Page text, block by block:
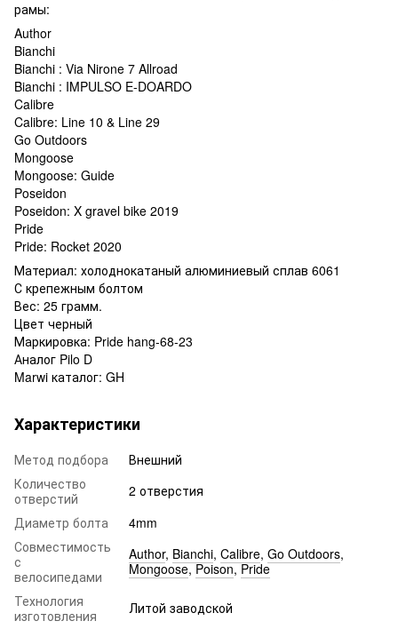
рамы:
Author
Bianchi
Bianchi : Via Nirone 7 Allroad
Bianchi : IMPULSO E-DOARDO
Calibre
Calibre: Line 10 & Line 29
Go Outdoors
Mongoose
Mongoose: Guide
Poseidon
Poseidon: X gravel bike 2019
Pride
Pride: Rocket 2020
Материал: холоднокатаный алюминиевый сплав 6061
С крепежным болтом
Вес: 25 грамм.
Цвет черный
Маркировка: Pride hang-68-23
Аналог Pilo D
Marwi каталог: GH
Характеристики
Метод подбора
Внешний
Количество
отверстий
2 отверстия
Диаметр болта
4mm
Совместимость
с
велосипедами
Author, Bianchi, Calibre, Go Outdoors,
Mongoose,Poison,Pride
Технология
изготовления
Литой заводской